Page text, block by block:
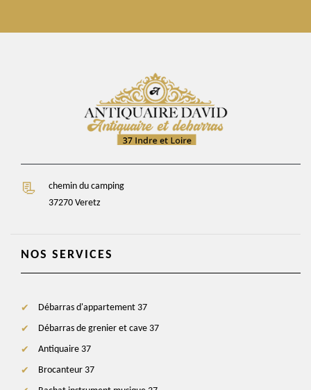
chemin du camping
37270 Veretz
NOS SERVICES
Débarras d'appartement 37
Débarras de grenier et cave 37
Antiquaire 37
Brocanteur 37